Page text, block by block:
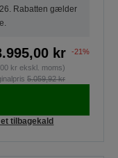
Rabatten gælder
kr
-21%
kr ekskl. moms)
5.059,92 kr
tilbagekald